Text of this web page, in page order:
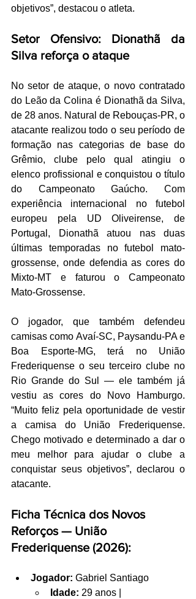
objetivos”, destacou o atleta.
Setor Ofensivo: Dionathã da
Silva reforça o ataque
No setor de ataque, o novo contratado
do Leão da Colina é Dionathã da Silva,
de 28 anos. Natural de Rebouças-PR, o
atacante realizou todo o seu período de
formação nas categorias de base do
Grêmio, clube pelo qual atingiu o
elenco profissional e conquistou o título
do Campeonato Gaúcho. Com
experiência internacional no futebol
europeu pela UD Oliveirense, de
Portugal, Dionathã atuou nas duas
últimas temporadas no futebol mato-
grossense, onde defendia as cores do
Mixto-MT e faturou o Campeonato
Mato-Grossense.
O jogador, que também defendeu
camisas como Avaí-SC, Paysandu-PA e
Boa Esporte-MG, terá no União
Frederiquense o seu terceiro clube no
Rio Grande do Sul — ele também já
vestiu as cores do Novo Hamburgo.
“Muito feliz pela oportunidade de vestir
a camisa do União Frederiquense.
Chego motivado e determinado a dar o
meu melhor para ajudar o clube a
conquistar seus objetivos”, declarou o
atacante.
Ficha Técnica dos Novos
Reforços — União
Frederiquense (2026):
Jogador: Gabriel Santiago
Idade: 29 anos |